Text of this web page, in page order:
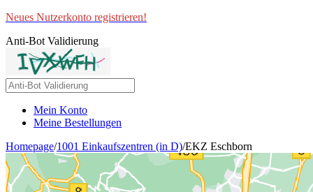
Neues Nutzerkonto registrieren!
Anti-Bot Validierung
Mein Konto
Meine Bestellungen
Homepage/1001 Einkaufszentren (in D)/EKZ Eschborn